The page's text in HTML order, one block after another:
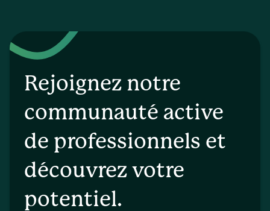
Rejoignez notre
communauté active
de professionnels et
découvrez votre
potentiel.